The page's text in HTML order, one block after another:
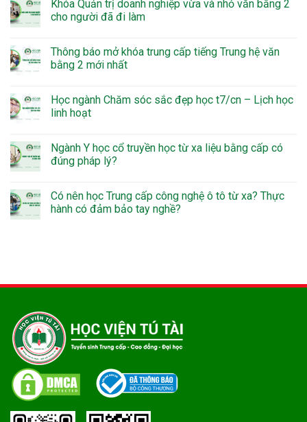
Khóa Quản trị doanh nghiệp vừa và nhỏ văn bằng 2
cho người đã đi làm
Thông báo mở khóa trung cấp tiếng Trung hệ văn
bằng 2 mới nhất
Học ngành Chăm sóc sắc đẹp học t7/cn – Lịch học
linh hoạt
Ngành Y học cổ truyền học từ xa liệu bằng cấp có
đúng pháp lý?
Có nên học Trung cấp công nghệ ô tô từ xa? Thực
hành có đảm bảo tay nghề?